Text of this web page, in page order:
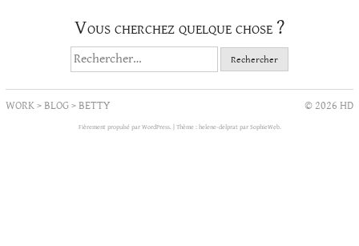
Vous cherchez quelque chose ?
Rechercher :
WORK>BLOG>BETTY © 2026 HD
Fièrement propulsé par WordPress. Thème : helene-delprat par SophieWeb.